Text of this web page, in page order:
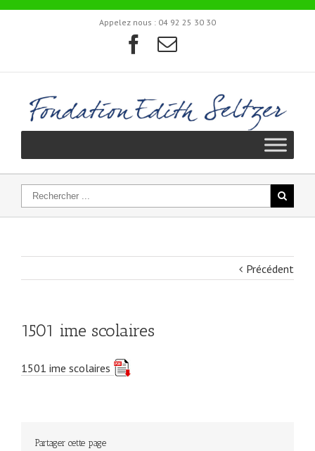
Appelez nous : 04 92 25 30 30
Précédent
1501 ime scolaires
1501 ime scolaires
Partager cette page